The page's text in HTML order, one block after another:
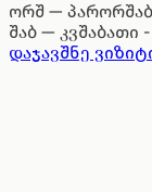
ორშ — პარ
შაბ — კვშაბათი -
დაჯავშნე